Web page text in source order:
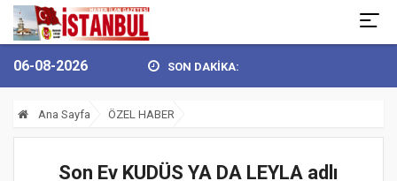
06-08-2026 SON DAKİKA:
Ana Sayfa ÖZEL HABER
Son Ev KUDÜS YA DA LEYLA adlı